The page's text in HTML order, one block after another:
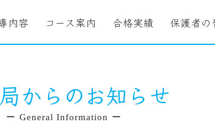
内容 コース案内 合格実績 保護者の
からのお知らせ
ー General Information ー